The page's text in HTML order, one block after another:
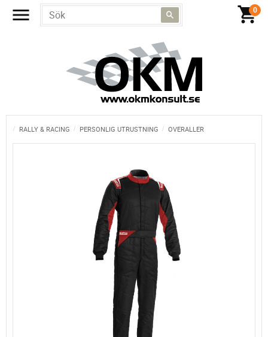
RALLY & RACING PERSONLIG UTRUSTNING OVERALLER